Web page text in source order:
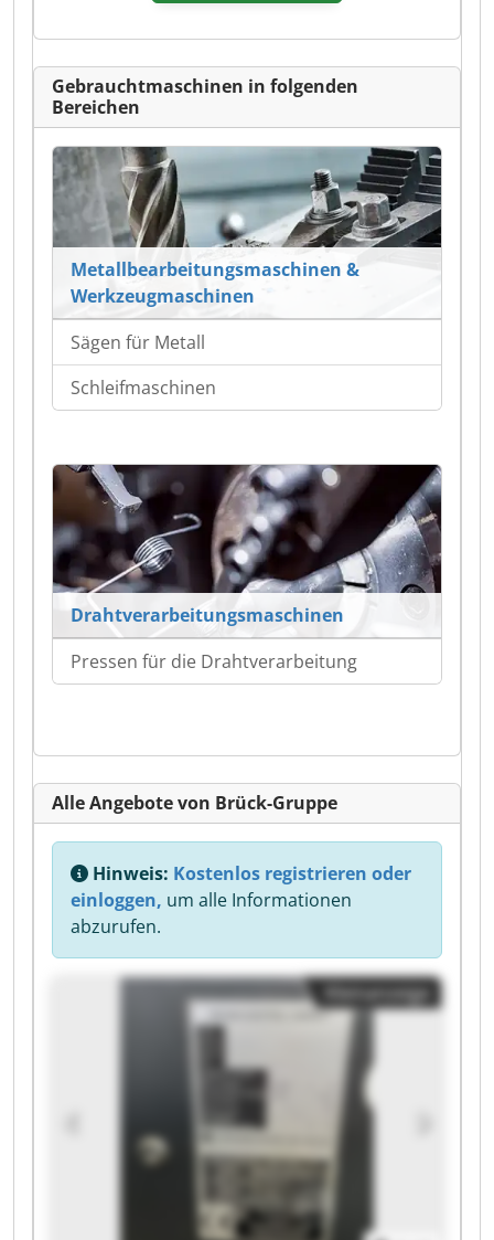
Gebrauchtmaschinen in folgenden
Bereichen
Metallbearbeitungsmaschinen &
Werkzeugmaschinen
Sägen für Metall
Schleifmaschinen
Drahtverarbeitungsmaschinen
Pressen für die Drahtverarbeitung
Alle Angebote von Brück-Gruppe
Hinweis: Kostenlos registrieren oder
einloggen, um alle Informationen
abzurufen.
Kleinanzeige